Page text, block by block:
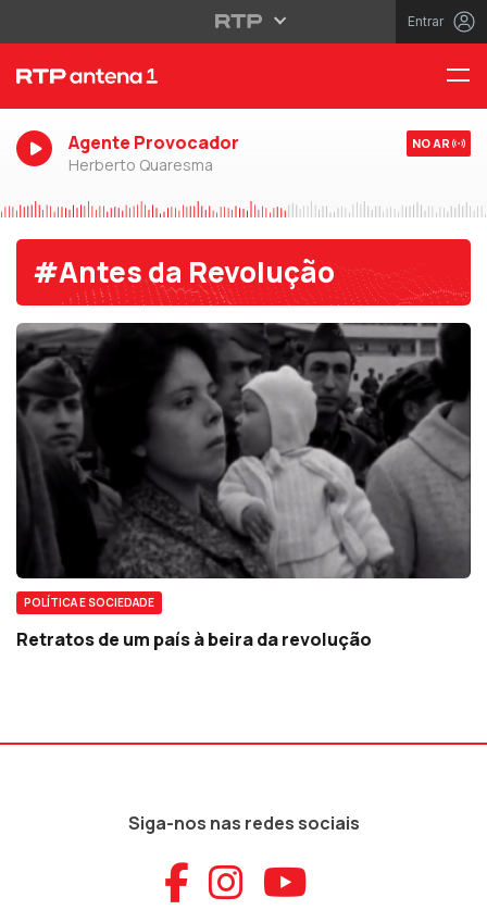
Entrar
Agente Provocador
Herberto Quaresma
NO AR
#Antes da Revolução
POLÍTICA E SOCIEDADE
Retratos de um país à beira da revolução
Siga-nos nas redes sociais
Aceder ao
Aceder ao
Aceder